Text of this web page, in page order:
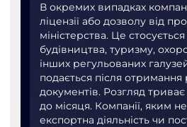
В окремих випадках
ліцензії або дозволу від
міністерства. Це
будівництва, туризму,
інших регульованих
подається після отримання
документів. Розгляд
до місяця. Компанії, яким
експортна діяльність чи